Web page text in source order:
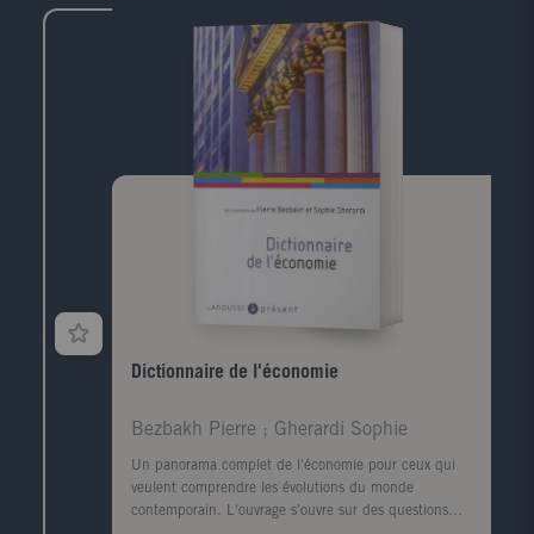
Dictionnaire de l'économie
Bezbakh Pierre ; Gherardi Sophie
Un panorama complet de l'économie pour ceux qui
veulent comprendre les évolutions du monde
contemporain. L'ouvrage s'ouvre sur des questions